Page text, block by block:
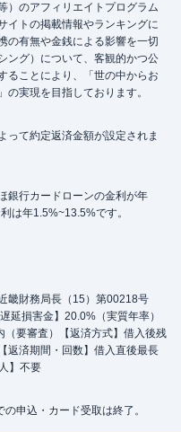
）のアフィリエイトプログラム
イトの掲載情報やランキングに
の有無や金銭による影響を一切
ング）について、客観的かつ公
ることにより、「世の中からお
実現を目指しております。
て約定返済金額が設定されま
銀行カードローンの金利が年
は年1.5%~13.5%です。
畿財務局長（15）第00218号
延損害金】20.0%（実質年率）
（要審査）【返済方式】借入後残
返済期間・回数】借入直後最長
】不要
申込・カード受取は終了。